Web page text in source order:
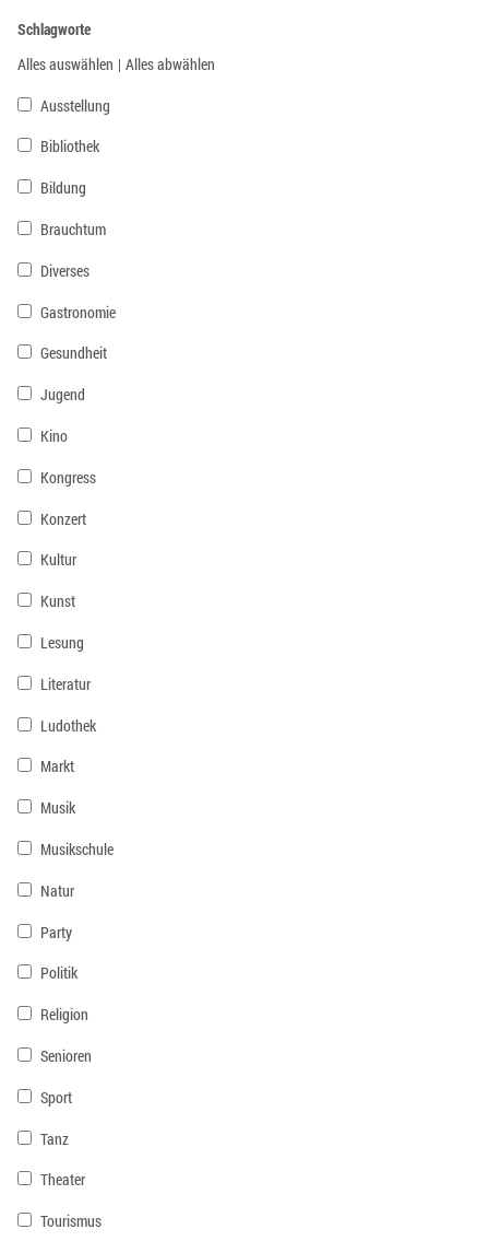
Schlagworte
Alles auswählen | Alles abwählen
Ausstellung
Bibliothek
Bildung
Brauchtum
Diverses
Gastronomie
Gesundheit
Jugend
Kino
Kongress
Konzert
Kultur
Kunst
Lesung
Literatur
Ludothek
Markt
Musik
Musikschule
Natur
Party
Politik
Religion
Senioren
Sport
Tanz
Theater
Tourismus